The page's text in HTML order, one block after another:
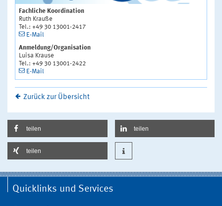
Fachliche Koordination
Ruth Krauße
Tel.: +49 30 13001-2417
E-Mail
Anmeldung/Organisation
Luisa Krause
Tel.: +49 30 13001-2422
E-Mail
Zurück zur Übersicht
teilen teilen
teilen
Quicklinks und Services